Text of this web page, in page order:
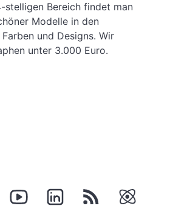
stelligen Bereich findet man
Modelle in den
und Designs. Wir
unter 3.000 Euro.